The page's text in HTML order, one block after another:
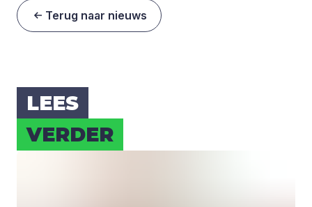
Terug naar nieuws
LEES
VER­DER